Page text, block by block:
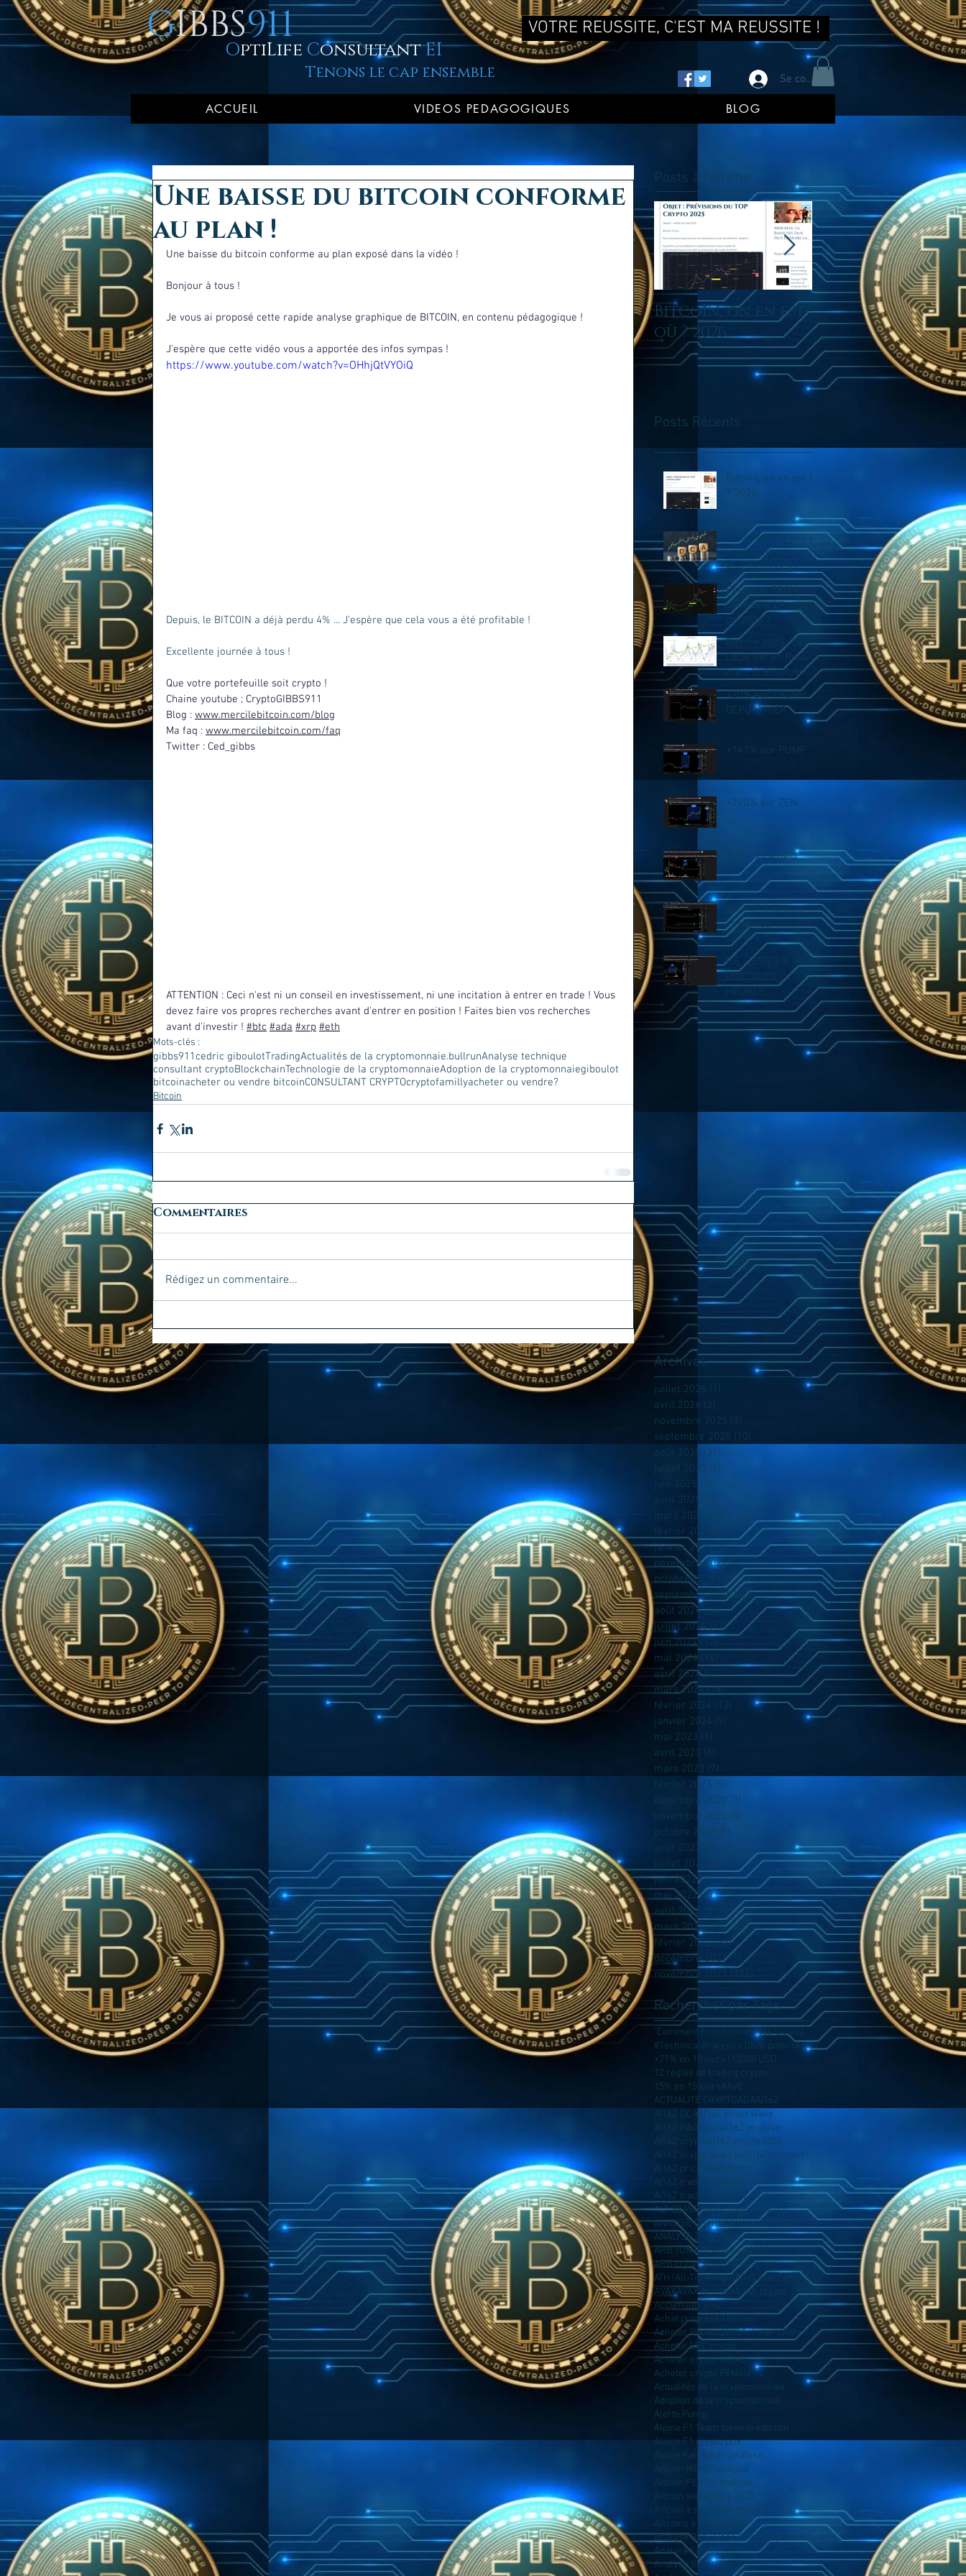
GIBBS911
OptiLife ConsultantEI
VOTRE REUSSITE, C'EST MA REUSSITE !
Tenons le cap ensemble Se connecter
ACCUEIL VIDEOS PEDAGOGIQUES BLOG
Une baisse du bitcoin conforme
au plan !
Une baisse du bitcoin conforme au plan exposé dans la vidéo !
Bonjour à tous !
Je vous ai proposé cette rapide analyse graphique de BITCOIN, en contenu pédagogique !
J'espère que cette vidéo vous a apportée des infos sympas !
https://www.youtube.com/watch?v=OHhjQtVYOiQ
Depuis, le BITCOIN a déjà perdu 4% ... J'espère que cela vous a été profitable !
Excellente journée à tous !
Que votre portefeuille soit crypto !
Chaine youtube ; CryptoGIBBS911
Blog : www.mercilebitcoin.com/blog
Ma faq : www.mercilebitcoin.com/faq
Twitter : Ced_gibbs
ATTENTION : Ceci n'est ni un conseil en investissement, ni une incitation à entrer en trade ! Vous
devez faire vos propres recherches avant d'entrer en position ! Faites bien vos recherches
avant d'investir ! #btc #ada #xrp #eth
Mots-clés :
gibbs911 cedric giboulotTradingActualités de la cryptomonnaie.bullrunAnalyse technique
consultant cryptoBlockchainTechnologie de la cryptomonnaieAdoption de la cryptomonnaiegiboulot
bitcoinacheter ou vendre bitcoinCONSULTANT CRYPTOcryptofamillyacheter ou vendre?
Bitcoin
Commentaires
Rédigez un commentaire...
Posts à l'affiche
Bitcoin, on en est
où ? 2026
tu ne reussis pas
en trading long
terme? Fais tu du
DCA?
Posts Récents
Bitcoin, on en est où
? 2026
tu ne reussis pas en
trading long terme?
Fais tu du DCA?
Pourquoi TRON
peut-être LA crypto
de 2026 ?
Bitcoin 2025 : Le
Cycle est en Retard,
mais le BullRUN
n’est PAS fini !
+20% sur TRUMP
DEPUIS HIER
+147% sur PUMP
+220% sur ZEN
BAT + 21% déjà....
ZK + 67% depuis
l'annonce
FIL + 55% EN
Archives
juillet 2026
avril 2026
(2)
novembre 2025
(9)
septembre 2025 (10)
août 2025 (31)
juillet 2025 (4)
juin 2025 (5)
avril 2025 (2)
mars 2025
(14)
février 2025
1 post
janvier 2025 (3)3 posts
novembre 2024 (4)4 posts
octobre 2024
(2)2 posts
septembre 2024 (4)4 posts
août 2024 (14)14 posts
juillet 2024 (17)17 posts
juin 2024
mai 2024
(14)
avril 2024 (4)4 posts
mars 2024 (14)14 posts
février 2024
13 posts
janvier 2024
(9)
mai 2023 (1)
avril 2023
(6)
mars 2023 (7)
février 2023 (5)
décembre 2022 (1)
novembre 2022 (3)
octobre 2022 (8)
août 2022
(2)
juillet 2022
1 post
juin 2022 (1)1 post
mai 2022 (2)2 posts
avril 2022
5 posts
mars 2022 (15)15 posts
février 2022 (32)32 posts
décembre 2021 (5)
5 posts
novembre 2021
126 posts
Rechercher par Tags
"Comment Fonctionnent les Liquidations ?
#TechnicalAnalysis
+100% potentiel
+71% en 10 jours
112000 USD
12 règles de trading crypto
15% en 15 jours AAVE
ACTUALITE CRYPTO ADA AI16Z
AI16Z DCAAI16Z Elliott Wave
AI16Z FibonacciAI16Z analyse
AI16Z cryptoAI16Z crypto 2025
AI16Z crypto analyseAI16Z forecast
AI16Z price prediction
AI16Z trading strategy
AI16Z trading strategy analyse crypto AI16Z
ALT SEASONAMP token analyse
ANALYSE CRYPTOANALYSE FETCH
ANALYSE ZK
APE
ARB
ARB TON BTC analyse 2025
ARB crypto analyse
ATH (All-Time High)ATH LayerZero
AVAXAVAX analyse
AVAX crypto
Accumuler ZRO
Achat progressif Bitcoin
Acheter Bitcoin 2025Acheter CRO
Acheter LRC crypto
Acheter crypto MEME
Acheter crypto PENGU
Actualités de la cryptomonnaie.
Adoption de la cryptomonnaie
Alerte Pump
Alpine F1 Team token prediction
Alpine F1 crypto prix
Alpine Fan Token analyse
Altcoin MEME analyse
Altcoin PENGU analyse
Altcoin septembre 2025
Altcoin à surveillerAltcoins
Altcoins à suivre 2025
Analyse Baby Doge Coin Analyse CRO
Analyse LayerZero
Analyse SEI crypto